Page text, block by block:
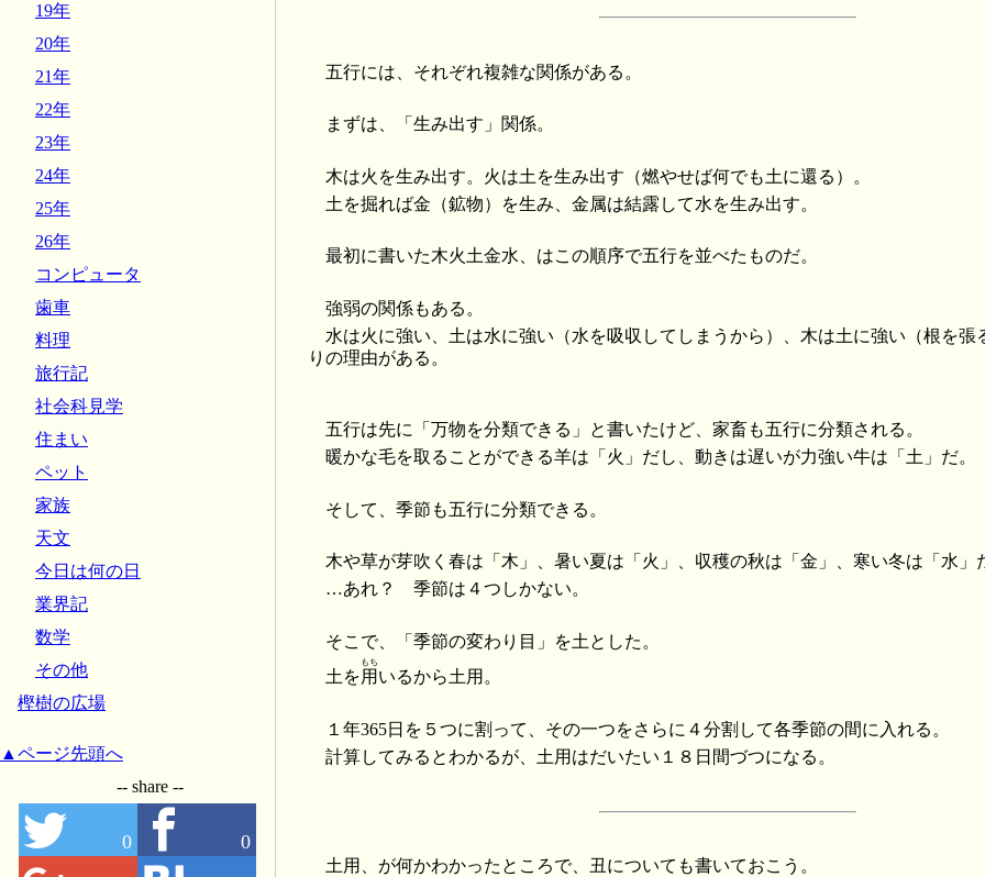
五行には、それぞれ複雑な関係がある。
まずは、「生み出す」関係。
木は火を生み出す。火は土を生み出す（燃やせば何でも土に還る）。
土を掘れば金（鉱物）を生み、金属は結露して水を生み出す。
最初に書いた木火土金水、はこの順序で五行を並べたものだ。
強弱の関係もある。
水は火に強い、土は水に強い（水を吸収してしまうから）、木は土に強い（根を張
りの理由がある。
五行は先に「万物を分類できる」と書いたけど、家畜も五行に分類される。
暖かな毛を取ることができる羊は「火」だし、動きは遅いが力強い牛は「土」だ。
そして、季節も五行に分類できる。
木や草が芽吹く春は「木」、暑い夏は「火」、収穫の秋は「金」、寒い冬は「水」
…あれ？ 季節は４つしかない。
そこで、「季節の変わり目」を土とした。
土を用
もち
いるから土用。
１年365日を５つに割って、その一つをさらに４分割して各季節の間に入れる。
計算してみるとわかるが、土用はだいたい１８日間づつになる。
土用、が何かわかったところで、丑についても書いておこう。
19年
20年
21年
22年
23年
24年
25年
26年
コンピュータ
歯車
料理
旅行記
社会科見学
住まい
ペット
家族
天文
今日は何の日
業界記
数学
その他
樫樹の広場
▲ページ先頭へ
-- share --
0 0